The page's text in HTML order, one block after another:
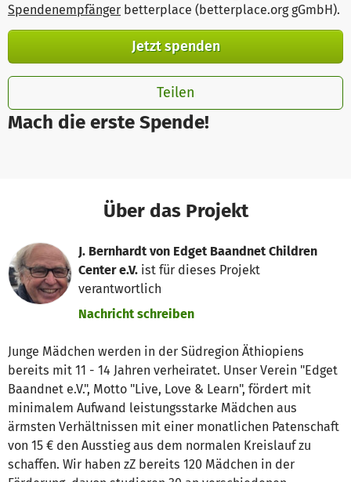
Mach die erste Spende!
Spendenempfänger betterplace (betterplace.org gGmbH).
Jetzt spenden
Teilen
Über das Projekt
J. Bernhardt von Edget Baandnet Children
Center e.V. ist für dieses Projekt
verantwortlich
Nachricht schreiben
Junge Mädchen werden in der Südregion Äthiopiens
bereits mit 11 - 14 Jahren verheiratet. Unser Verein "Edget
Baandnet e.V.", Motto "Live, Love & Learn", fördert mit
minimalem Aufwand leistungsstarke Mädchen aus
ärmsten Verhältnissen mit einer monatlichen Patenschaft
von 15 € den Ausstieg aus dem normalen Kreislauf zu
schaffen. Wir haben zZ bereits 120 Mädchen in der